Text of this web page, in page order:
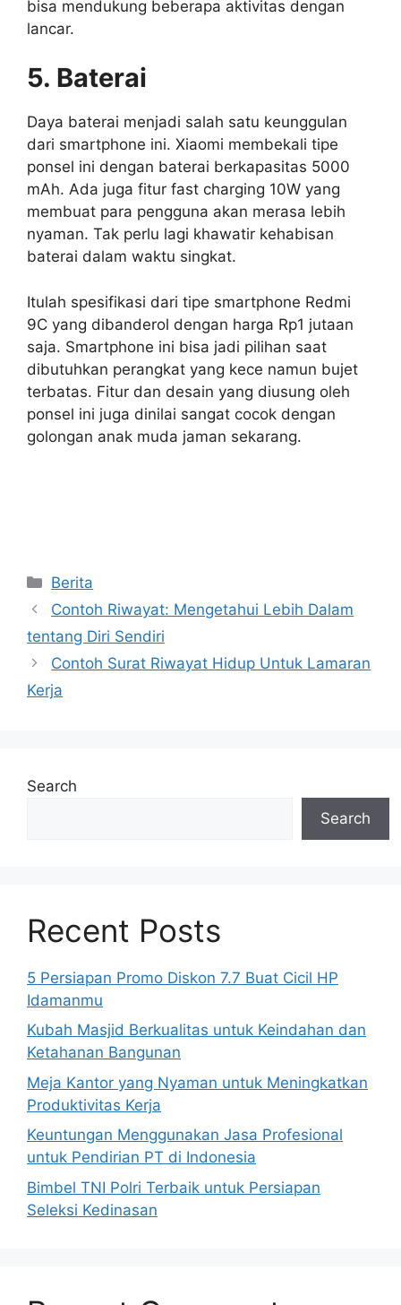
bisa mendukung beberapa aktivitas dengan
lancar.
5. Baterai
Daya baterai menjadi salah satu keunggulan
dari smartphone ini. Xiaomi membekali tipe
ponsel ini dengan baterai berkapasitas 5000
mAh. Ada juga fitur fast charging 10W yang
membuat para pengguna akan merasa lebih
nyaman. Tak perlu lagi khawatir kehabisan
baterai dalam waktu singkat.
Itulah spesifikasi dari tipe smartphone Redmi
9C yang dibanderol dengan harga Rp1 jutaan
saja. Smartphone ini bisa jadi pilihan saat
dibutuhkan perangkat yang kece namun bujet
terbatas. Fitur dan desain yang diusung oleh
ponsel ini juga dinilai sangat cocok dengan
golongan anak muda jaman sekarang.
Categories
Berita
Contoh Riwayat: Mengetahui Lebih Dalam
tentang Diri Sendiri
Contoh Surat Riwayat Hidup Untuk Lamaran
Kerja
Search
Search
Recent Posts
5 Persiapan Promo Diskon 7.7 Buat Cicil HP
Idamanmu
Kubah Masjid Berkualitas untuk Keindahan dan
Ketahanan Bangunan
Meja Kantor yang Nyaman untuk Meningkatkan
Produktivitas Kerja
Keuntungan Menggunakan Jasa Profesional
untuk Pendirian PT di Indonesia
Bimbel TNI Polri Terbaik untuk Persiapan
Seleksi Kedinasan